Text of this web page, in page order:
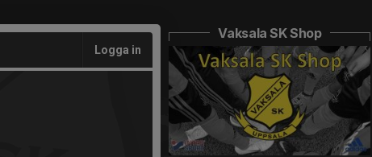
Logga in
Vaksala SK Shop